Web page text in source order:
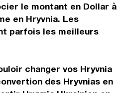
le montant en Dollar à
en Hryvnia. Les
parfois les meilleurs
changer vos Hryvnia
des Hryvnias en